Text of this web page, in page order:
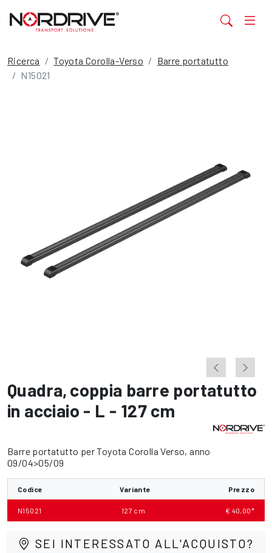
Ricerca Toyota Corolla-Verso
Barre portatutto
N15021
Quadra, coppia barre portatutto
in acciaio - L - 127 cm
Barre portatutto per Toyota Corolla Verso, anno
09/04>05/09
Codice Variante Prezzo
N15021 127 cm € 40,00*
SEI INTERESSATO ALL'ACQUISTO?